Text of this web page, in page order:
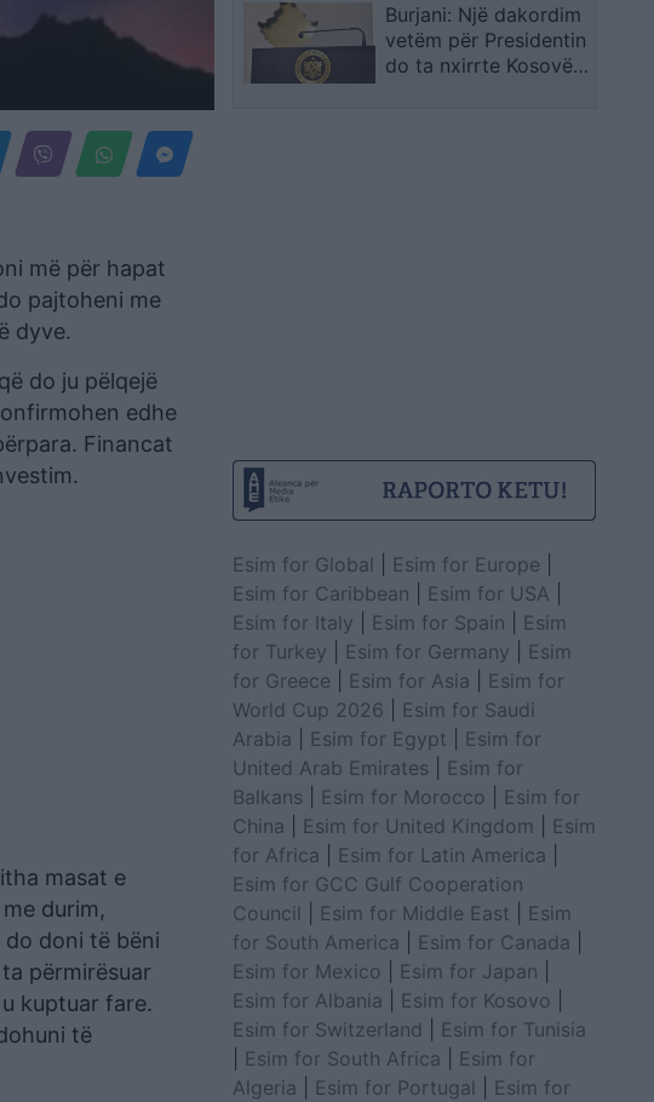
më për hapat
pajtoheni me
dyve.
do ju pëlqejë
edhe
Financat
masat e
durim,
doni të bëni
përmirësuar
kuptuar fare.
të
por favoritët mbetën
thuajse të paprekur
Burjani: Një dakordim
vetëm për Presidentin
do ta nxirrte Kosovën
Esim for Global Esim for Europe
Esim for Caribbean
Esim for USA
Esim for Italy
Esim for Spain
Esim
for Turkey
Esim for Germany
Esim
for Greece
Esim for Asia
Esim for
World Cup 2026
Esim for Saudi
Arabia
Esim for Egypt
Esim for
United Arab Emirates
Esim for
Balkans
Esim for Morocco
Esim for
China
Esim for United Kingdom
Esim
for Africa
Esim for Latin America
Esim for GCC Gulf Cooperation
Council
Esim for Middle East
Esim
for South America
Esim for Canada
Esim for Mexico
Esim for Japan
Esim for Albania
Esim for Kosovo
Esim for Switzerland
Esim for Tunisia
Esim for South Africa
Esim for
Algeria
Esim for Portugal
Esim for